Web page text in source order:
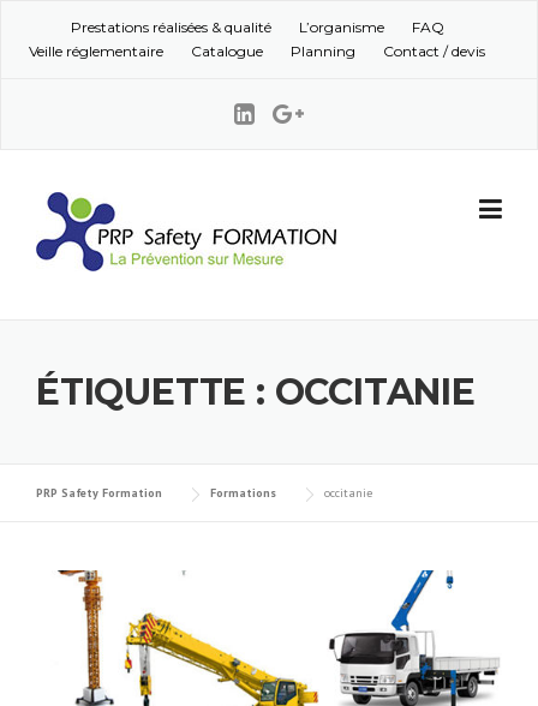
Prestations réalisées & qualité L’organisme
FAQ
Veille réglementaire
Catalogue Planning Contact / devis
ÉTIQUETTE : OCCITANIE
PRP Safety Formation Formations occitanie